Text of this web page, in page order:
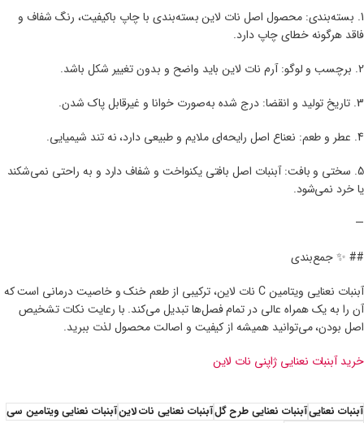
1. بسته‌بندی: محصول اصل نات لاین بسته‌بندی با چاپ باکیفیت، رنگ شفاف و
فاقد هرگونه خطای چاپ دارد.
2. برچسب و لوگو: آرم نات لاین باید واضح و بدون تغییر شکل باشد.
3. تاریخ تولید و انقضا: درج شده به‌صورت خوانا و غیرقابل پاک شدن.
4. عطر و طعم: نعناع اصل رایحه‌ای ملایم و طبیعی دارد، نه تند شیمیایی.
5. سختی و بافت: آبنبات اصل بافتی یکنواخت و شفاف دارد و به راحتی نمی‌شکند
یا خرد نمی‌شود.
—
## ✨ جمع‌بندی
آبنبات نعنایی ویتامین C نات لاین، ترکیبی از طعم خنک و خاصیت درمانی است که
آن را به یک همراه عالی در تمام فصل‌ها تبدیل می‌کند. با رعایت نکات تشخیص
اصل بودن، می‌توانید همیشه از کیفیت و اصالت محصول لذت ببرید.
خرید آبنبات نعنایی ژاپنی نات لاین
آبنبات نعناییآبنبات نعنایی طرح گلآبنبات نعنایی نات لاینآبنبات نعنایی ویتامین سی